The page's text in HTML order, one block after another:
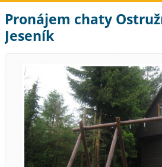
Pronájem chaty
Jeseník